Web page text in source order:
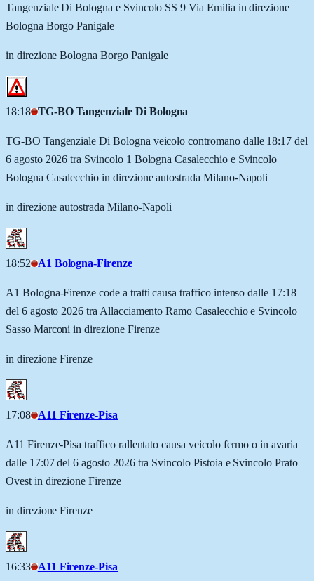
Tangenziale Di Bologna e Svincolo SS 9 Via Emilia in direzione
Bologna Borgo Panigale
in direzione Bologna Borgo Panigale
18:18 TG-BO Tangenziale Di Bologna
TG-BO Tangenziale Di Bologna veicolo contromano dalle 18:17 del
6 agosto 2026 tra Svincolo 1 Bologna Casalecchio e Svincolo
Bologna Casalecchio in direzione autostrada Milano-Napoli
in direzione autostrada Milano-Napoli
18:52 A1 Bologna-Firenze
A1 Bologna-Firenze code a tratti causa traffico intenso dalle 17:18
del 6 agosto 2026 tra Allacciamento Ramo Casalecchio e Svincolo
Sasso Marconi in direzione Firenze
in direzione Firenze
17:08 A11 Firenze-Pisa
A11 Firenze-Pisa traffico rallentato causa veicolo fermo o in avaria
dalle 17:07 del 6 agosto 2026 tra Svincolo Pistoia e Svincolo Prato
Ovest in direzione Firenze
in direzione Firenze
16:33 A11 Firenze-Pisa